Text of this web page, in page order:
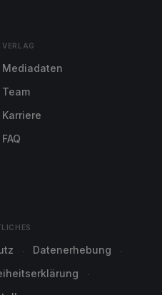
VERLAG
Mediadaten
Team
Karriere
FAQ
Datenerhebung